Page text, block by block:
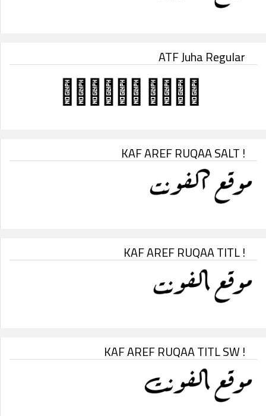
ATF Juha Regular
KAF AREF RUQAA SALT !
KAF AREF RUQAA TITL !
KAF AREF RUQAA TITL SW !